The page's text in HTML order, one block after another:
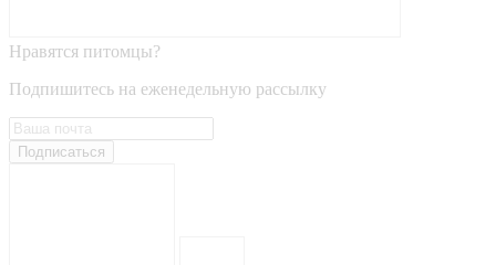
Нравятся питомцы?
Подпишитесь на еженедельную рассылку
Подписаться